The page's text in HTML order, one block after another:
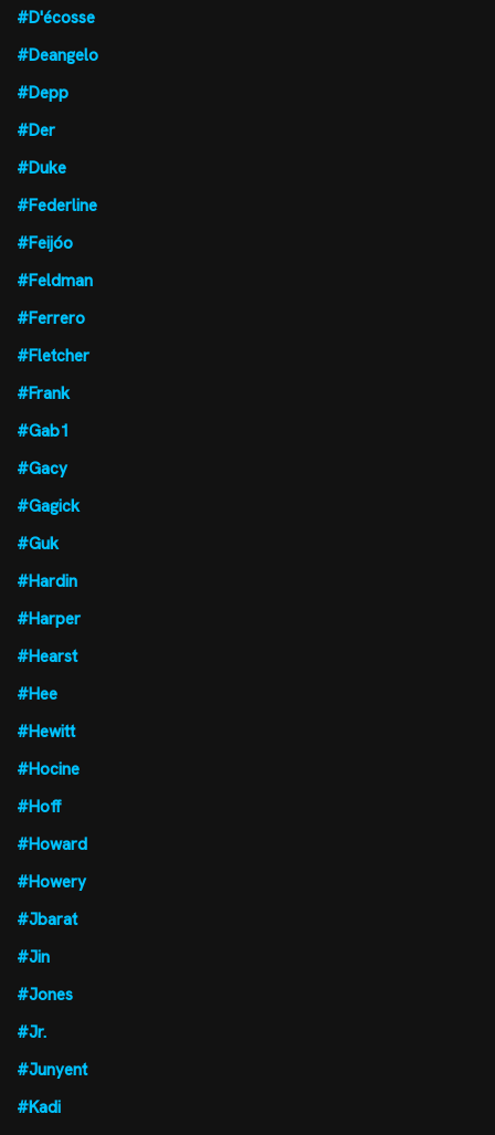
#D'écosse
#Deangelo
#Depp
#Der
#Duke
#Federline
#Feijóo
#Feldman
#Ferrero
#Fletcher
#Frank
#Gab1
#Gacy
#Gagick
#Guk
#Hardin
#Harper
#Hearst
#Hee
#Hewitt
#Hocine
#Hoff
#Howard
#Howery
#Jbarat
#Jin
#Jones
#Jr.
#Junyent
#Kadi